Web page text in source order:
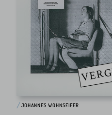
JOHANNES WOHNSEIFER